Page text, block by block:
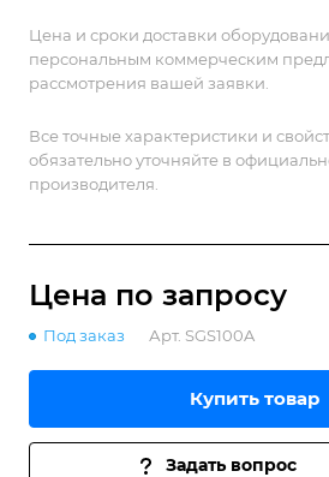
Цена и сроки доставки
персональным коммерческим
рассмотрения вашей заявки.
Все точные характеристики и
обязательно уточняйте в
производителя.
Цена по запросу
Под заказ Арт. SGS100A
Купить товар
Задать вопрос